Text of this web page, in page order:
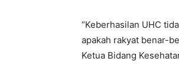
“Keberhasilan UHC
apakah rakyat benar-
Ketua Bidang